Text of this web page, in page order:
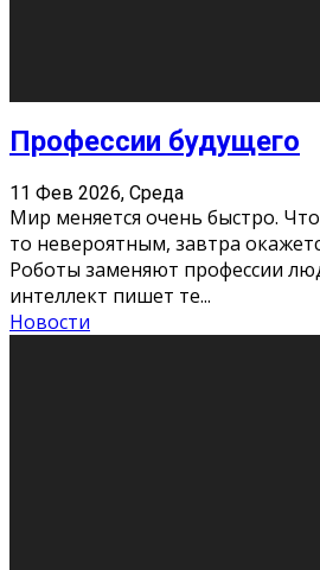
Как бороться со
11 Фев 2026, Среда
Стресс – нормальная реакция
факторов, воздействующих на
больше, чем ресурсов. Есть
стрессовым состояни
Новости